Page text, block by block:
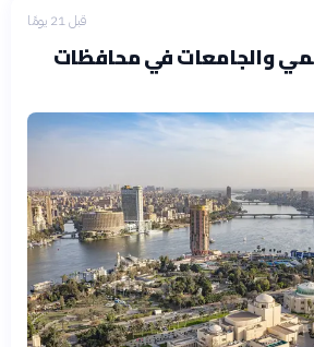
قبل 21 يومًا
والجامعات في محافظات